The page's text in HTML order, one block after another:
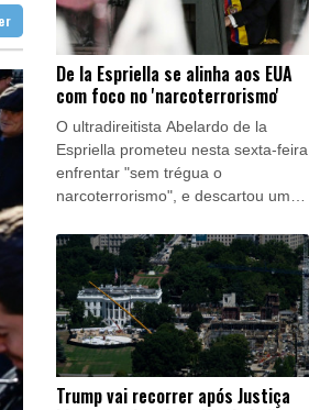
guerra contra o tráfico
pão e do trabalho
De la Espriella se alinha aos EUA
com foco no 'narcoterrorismo'
O ultradireitista Abelardo de la
Espriella prometeu nesta sexta-feira
enfrentar "sem trégua o
narcoterrorismo", e descartou uma
armados, ao assumir a Presidência
da Colômbia, uma guinada que
recompõe a aliança entre Bogotá e
Washington.
Trump vai recorrer após Justiça